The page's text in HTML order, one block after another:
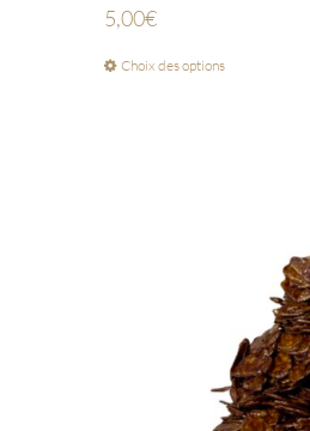
5,00€
Choix des options